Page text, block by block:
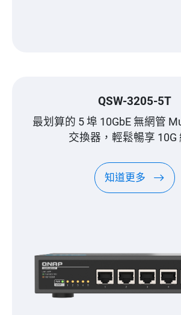
QSW-3205-5T
最划算的 5 埠 10GbE 無網管
交換器，輕鬆暢享 10G
知道更多